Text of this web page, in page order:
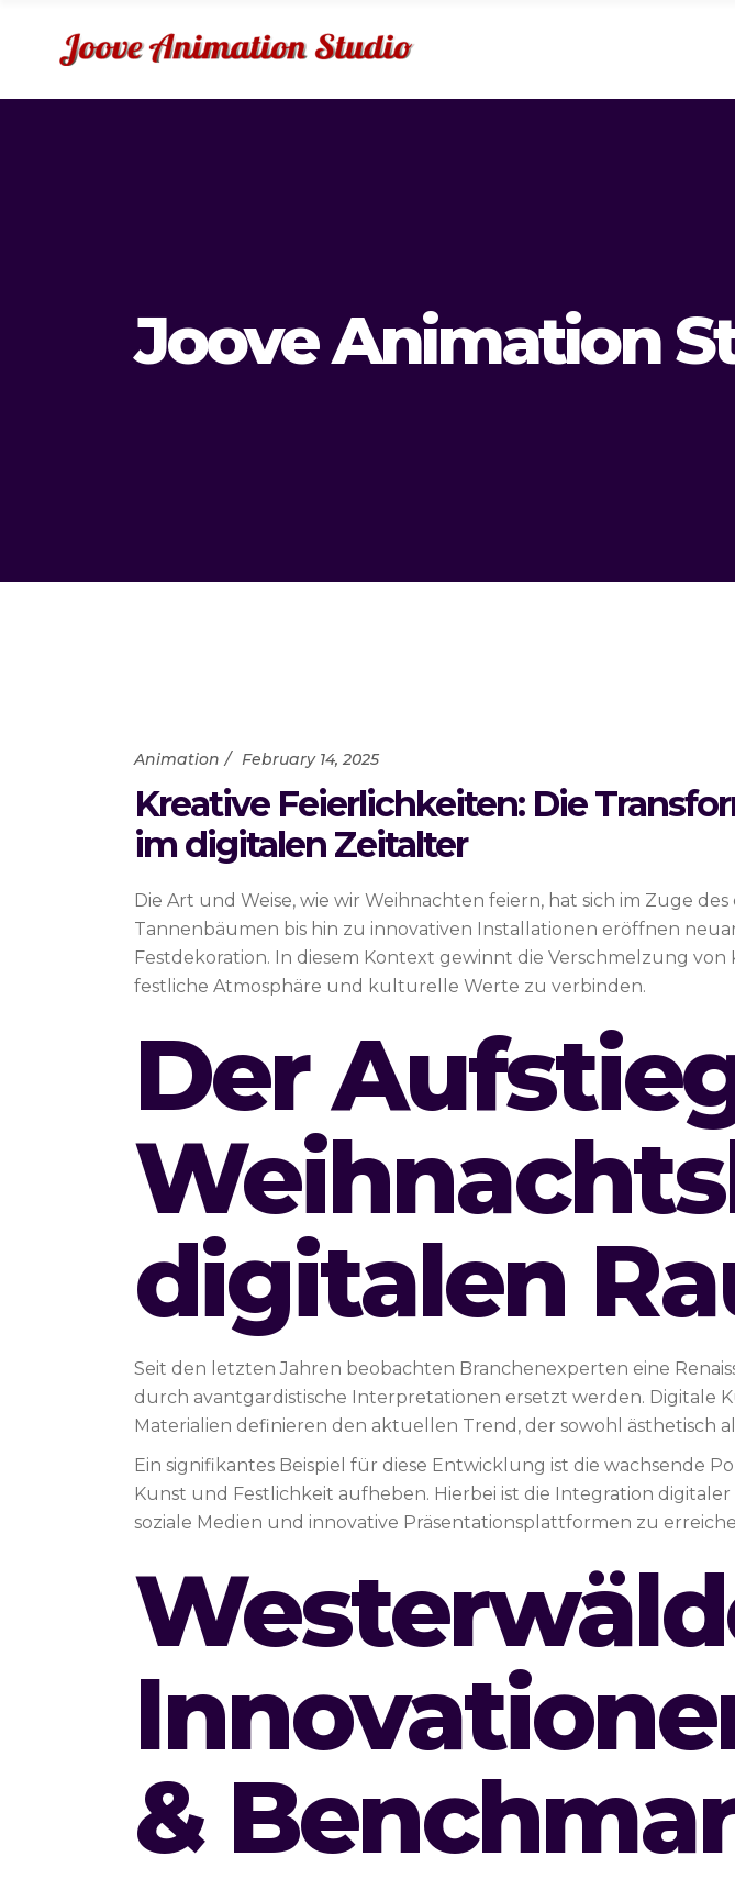
Joove Animation
Animation February 14, 2025
Kreative Feierlichkeiten: Die
im digitalen Zeitalter
Die Art und Weise, wie wir Weihnachten feiern, hat sich im Zuge
Tannenbäumen bis hin zu innovativen Installationen eröffnen
Festdekoration. In diesem Kontext gewinnt die Verschmelzung
festliche Atmosphäre und kulturelle Werte zu verbinden.
Der
digitalen
Seit den letzten Jahren beobachten Branchenexperten eine
durch avantgardistische Interpretationen ersetzt werden. Digitale
Materialien definieren den aktuellen Trend, der sowohl ästhetisch
Ein signifikantes Beispiel für diese Entwicklung ist die wachsende
Kunst und Festlichkeit aufheben. Hierbei ist die Integration
soziale Medien und innovative Präsentationsplattformen zu
&